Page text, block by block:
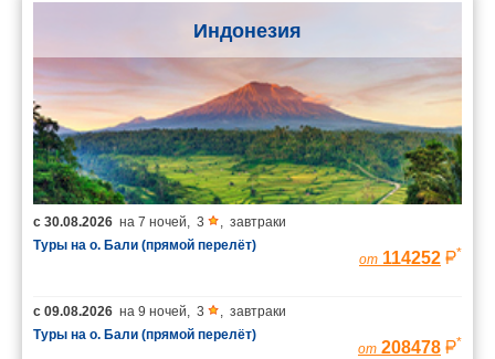
Индонезия
с 30.08.2026 на 7 ночей, 3 , завтраки
Туры на о. Бали (прямой перелёт)
от 114252 *
с 09.08.2026 на 9 ночей, 3 , завтраки
Туры на о. Бали (прямой перелёт)
от 208478 *